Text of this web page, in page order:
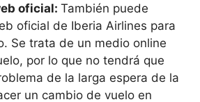
oficial: También puede
oficial de Iberia Airlines para
Se trata de un medio online
por lo que no tendrá que
de la larga espera de la
un cambio de vuelo en